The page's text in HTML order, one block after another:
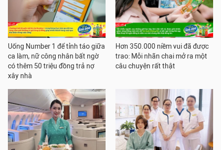
Uống Number 1 để tỉnh táo giữa
ca làm, nữ công nhân bất ngờ
có thêm 50 triệu đồng trả nợ
xây nhà
Hơn 350.000 niềm vui đã được
trao: Mỗi nhãn chai mở ra một
câu chuyện rất thật